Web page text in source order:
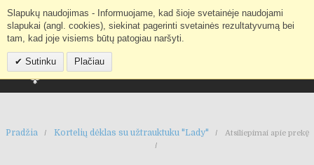
Mano paskyra IEŠKOTI
Slapukų naudojimas - Informuojame, kad šioje svetainėje naudojami
slapukai (angl. cookies), siekinat pagerinti svetainės rezultatyvumą bei
tam, kad joje visiems būtų patogiau naršyti.
Sutinku Plačiau
Pradžia Kortelių dėklas su užtrauktuku "Lady" Atsiliepimai apie prekę